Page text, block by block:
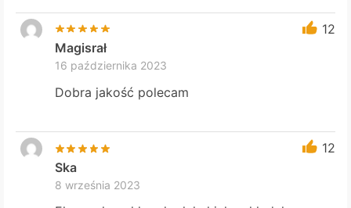
12
Magisrał
16 października 2023
Dobra jakość polecam
12
Ska
8 września 2023